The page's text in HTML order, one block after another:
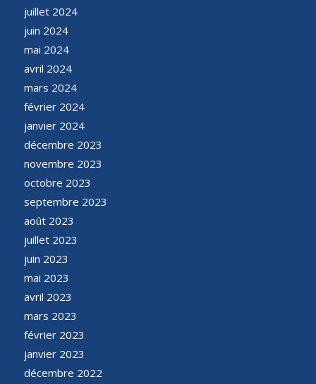
juillet 2024
juin 2024
mai 2024
avril 2024
mars 2024
février 2024
janvier 2024
décembre 2023
novembre 2023
octobre 2023
septembre 2023
août 2023
juillet 2023
juin 2023
mai 2023
avril 2023
mars 2023
février 2023
janvier 2023
décembre 2022